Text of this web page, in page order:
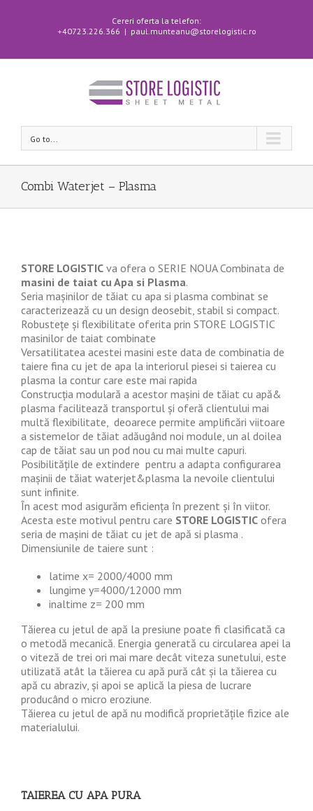
Cereri oferta la telefon:
+40723.226.366 | paul.munteanu@storelogistic.ro
Go to...
Combi Waterjet – Plasma
STORE LOGISTIC va ofera o SERIE NOUA Combinata de
masini de taiat cu Apa si Plasma.
Seria mașinilor de tăiat cu apa si plasma combinat se
caracterizează cu un design deosebit, stabil si compact.
Robustețe și flexibilitate oferita prin STORE LOGISTIC
masinilor de taiat combinate
Versatilitatea acestei masini este data de combinatia de
taiere fina cu jet de apa la interiorul piesei si taierea cu
plasma la contur care este mai rapida
Construcția modulară a acestor mașini de tăiat cu apă&
plasma facilitează transportul și oferă clientului mai
multă flexibilitate, deoarece permite amplificări viitoare
a sistemelor de tăiat adăugând noi module, un al doilea
cap de tăiat sau un pod nou cu mai multe capuri.
Posibilitățile de extindere pentru a adapta configurarea
mașinii de tăiat waterjet&plasma la nevoile clientului
sunt infinite.
În acest mod asigurăm eficiența în prezent și în viitor.
Acesta este motivul pentru care STORE LOGISTIC ofera
seria de mașini de tăiat cu jet de apă si plasma .
Dimensiunile de taiere sunt :
latime x= 2000/4000 mm
lungime y=4000/12000 mm
inaltime z= 200 mm
Tăierea cu jetul de apă la presiune poate fi clasificată ca
o metodă mecanică. Energia generată cu circularea apei la
o viteză de trei ori mai mare decât viteza sunetului, este
utilizată atât la tăierea cu apă pură cât și la tăierea cu
apă cu abraziv, și apoi se aplică la piesa de lucrare
producând o micro eroziune.
Tăierea cu jetul de apă nu modifică proprietățile fizice ale
materialului.
TAIEREA CU APA PURA